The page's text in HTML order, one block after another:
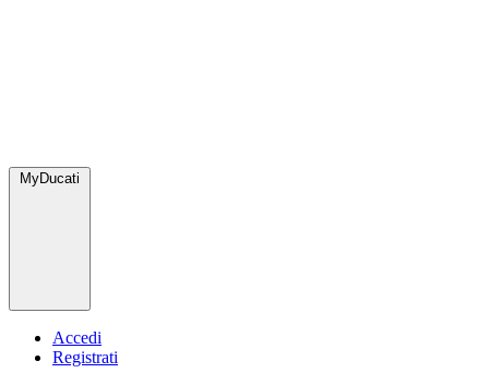
MyDucati
Accedi
Registrati